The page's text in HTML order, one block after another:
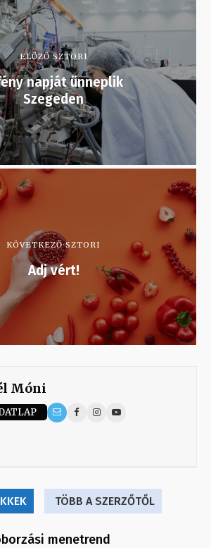
ELŐZŐ SZTORI
napját ünneplik
Szegeden
KÖVETKEZŐ SZTORI
Adj vért!
Móni
TÖBB A SZERZŐTŐL
menetrend